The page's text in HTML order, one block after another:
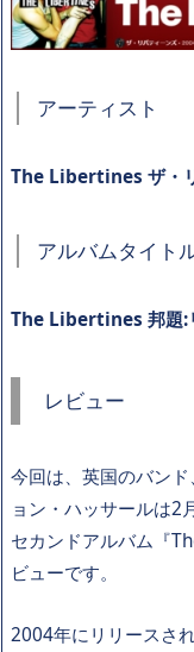
アーティスト
The Libertines ザ・
アルバムタイト
The Libertines 邦題:
レビュー
今回は、英国のバン
ョン・ハッサールは2
セカンドアルバム『
ビューです。
2004年にリリースさ